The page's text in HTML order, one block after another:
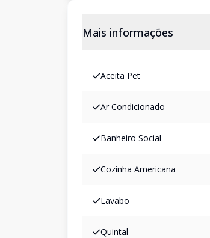
Mais informações
Aceita Pet
Ar Condicionado
Banheiro Social
Cozinha Americana
Lavabo
Quintal